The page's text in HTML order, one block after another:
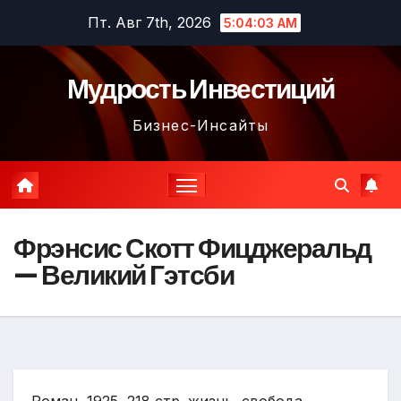
содержимому
Пт. Авг 7th, 2026 5:04:04 AM
Мудрость Инвестиций
Бизнес-Инсайты
Фрэнсис Скотт Фицджеральд
— Великий Гэтсби